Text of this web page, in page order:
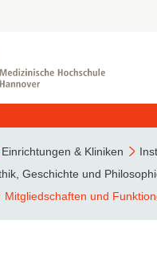
Einrichtungen & Kliniken
Geschichte und
Mitgliedschaften und